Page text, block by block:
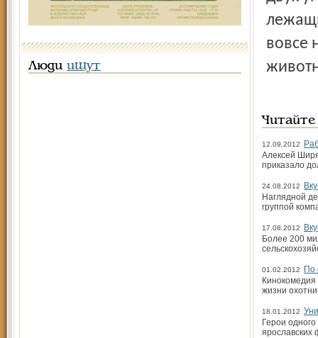
Люди ищут
вовсе
12.09.2012
Алексей
приказало
24.08.2012
Наглядной
группой
17.08.2012
Более 200
01.02.2012
По
жизни
18.01.2012
Герои
ярославских